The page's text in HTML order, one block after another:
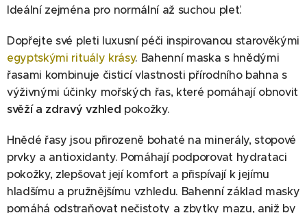
Ideální zejména pro normální až suchou pleť.
Dopřejte své pleti luxusní péči inspirovanou starověkými
egyptskými rituály krásy. Bahenní maska s hnědými
řasami kombinuje čisticí vlastnosti přírodního bahna s
výživnými účinky mořských řas, které pomáhají obnovit
svěží a zdravý vzhled pokožky.
Hnědé řasy jsou přirozeně bohaté na minerály, stopové
prvky a antioxidanty. Pomáhají podporovat hydrataci
pokožky, zlepšovat její komfort a přispívají k jejímu
hladšímu a pružnějšímu vzhledu. Bahenní základ masky
pomáhá odstraňovat nečistoty a zbytky mazu, aniž by